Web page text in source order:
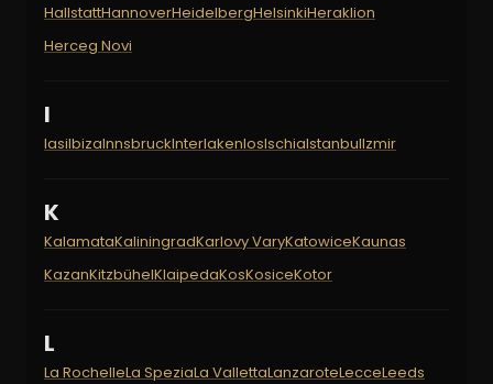
HallstattHannoverHeidelbergHelsinkiHeraklion
Herceg Novi
I
IasiIbizaInnsbruckInterlakenIosIschiaIstanbulIzmir
K
KalamataKaliningradKarlovy VaryKatowiceKaunas
KazanKitzbühelKlaipedaKosKosiceKotor
L
La RochelleLa SpeziaLa VallettaLanzaroteLecceLeeds